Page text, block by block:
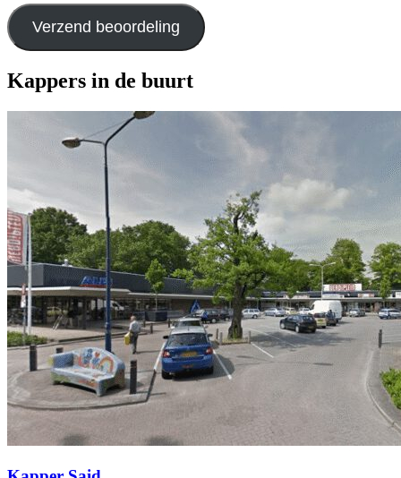
Verzend beoordeling
Kappers in de buurt